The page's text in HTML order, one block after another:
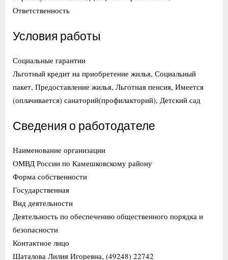
Ответственность
Условия работы
Социальные гарантии
Льготный кредит на приобретение жилья, Социальный
пакет, Предоставление жилья, Льготная пенсия, Имеется
(оплачивается) санаторий(профилакторий), Детский сад
Сведения о работодателе
Наименование организации
ОМВД России по Камешковскому району
Форма собственности
Государственная
Вид деятельности
Деятельность по обеспечению общественного порядка и
безопасности
Контактное лицо
Шаталова Лилия Игоревна, (49248) 22742